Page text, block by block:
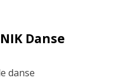
Danse
danse